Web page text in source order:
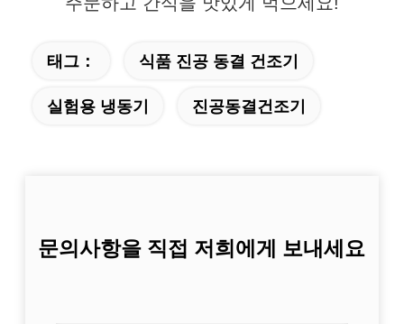
태그： 식품 진공 동결 건조기
실험용 냉동기 진공동결건조기
문의사항을 직접 저희에게 보내세요